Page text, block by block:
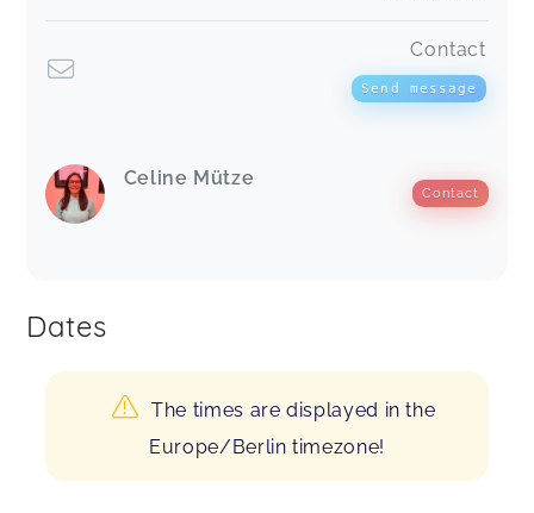
Contact
Send message
Celine Mütze
Contact
Dates
The times are displayed in the
Europe/Berlin timezone!